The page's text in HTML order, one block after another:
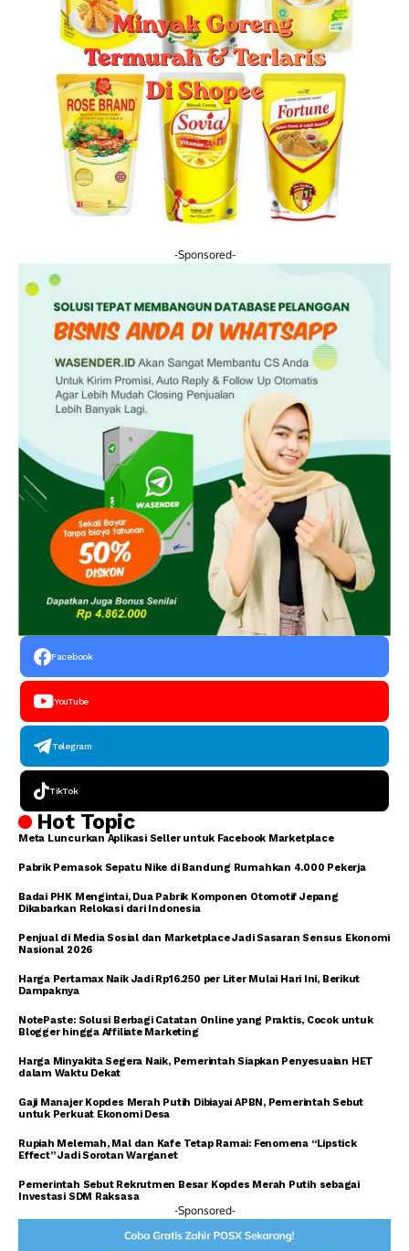
-Sponsored-
Facebook
YouTube
Telegram
TikTok
Hot Topic
Meta Luncurkan Aplikasi Seller untuk Facebook Marketplace
Pabrik Pemasok Sepatu Nike di Bandung Rumahkan 4.000 Pekerja
Badai PHK Mengintai, Dua Pabrik Komponen Otomotif Jepang
Dikabarkan Relokasi dari Indonesia
Penjual di Media Sosial dan Marketplace Jadi Sasaran Sensus Ekonomi
Nasional 2026
Harga Pertamax Naik Jadi Rp16.250 per Liter Mulai Hari Ini, Berikut
Dampaknya
NotePaste: Solusi Berbagi Catatan Online yang Praktis, Cocok untuk
Blogger hingga Affiliate Marketing
Harga Minyakita Segera Naik, Pemerintah Siapkan Penyesuaian HET
dalam Waktu Dekat
Gaji Manajer Kopdes Merah Putih Dibiayai APBN, Pemerintah Sebut
untuk Perkuat Ekonomi Desa
Rupiah Melemah, Mal dan Kafe Tetap Ramai: Fenomena “Lipstick
Effect” Jadi Sorotan Warganet
Pemerintah Sebut Rekrutmen Besar Kopdes Merah Putih sebagai
Investasi SDM Raksasa
-Sponsored-